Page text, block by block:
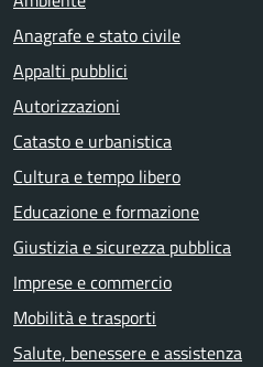
Anagrafe e stato civile
Appalti pubblici
Autorizzazioni
Catasto e urbanistica
Cultura e tempo libero
Educazione e formazione
Giustizia e sicurezza pubblica
Imprese e commercio
Mobilità e trasporti
Salute, benessere e assistenza